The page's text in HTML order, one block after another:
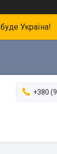
Україна!
+380